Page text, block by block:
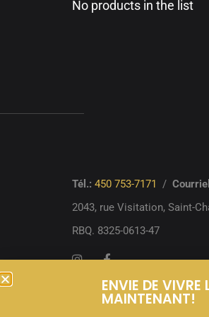
No products in the list
Tél.: 450 753-7171 /
2043, rue Visitation, Saint-
RBQ. 8325-0613-47
ENVIE DE VIVRE
MAINTENANT!